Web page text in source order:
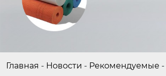
Главная - Новости - Рекомендуемые -